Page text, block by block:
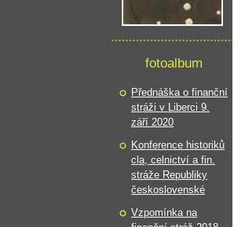
fotoalbum
Přednáška o finanční
stráži v Liberci 9.
září 2020
Konference historiků
cla, celnictví a fin.
stráže Republiky
československé
Vzpomínka na